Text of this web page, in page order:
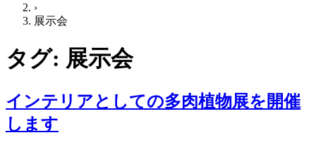
›
展示会
タグ: 展示会
インテリアとしての多肉植物展を開催
します